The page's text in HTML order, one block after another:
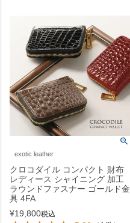
exotic leather
クロコダイル コンパクト 財布
レディース シャイニング 加工
ラウンドファスナー ゴールド金
具 4FA
¥19,800税込